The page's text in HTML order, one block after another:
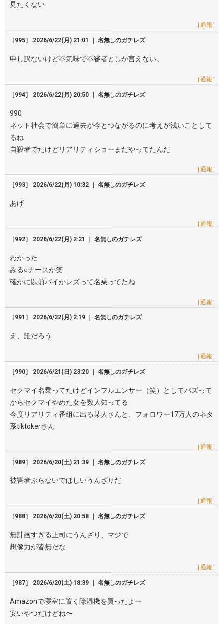
見たくない
［通報］
［995］ 2026/6/22(月) 21:01 ｜ 名無しのガチレズ
申し訳ないけど不気味で不審者としか言えない。
［通報］
［994］ 2026/6/22(月) 20:50 ｜ 名無しのガチレズ
990
ネット社会で簡単に過去が今とつながるのに考えが浅いことして
るね
自殺者でたけどリアリティショーまだやってたんだ
［通報］
［993］ 2026/6/22(月) 10:32 ｜ 名無しのガチレズ
あげ
［通報］
［992］ 2026/6/22(月) 2:21 ｜ 名無しのガチレズ
わかった
みる○ナースか笑
確かに以前バイかレズって名乗ってたね
［通報］
［991］ 2026/6/22(月) 2:19 ｜ 名無しのガチレズ
え、誰だろう
［通報］
［990］ 2026/6/21(日) 23:20 ｜ 名無しのガチレズ
セクマイ名乗ってたけどインフルエンサー（笑）としてバズって
からセクマイやめた女を数人知ってる
今度リアリティ番組に出る某人さんと、フォロワー17万人のネタ
系tiktokerさん
［通報］
［989］ 2026/6/20(土) 21:39 ｜ 名無しのガチレズ
被害者ぶらないでほしいうんざりだ
［通報］
［988］ 2026/6/20(土) 20:58 ｜ 名無しのガチレズ
無計画すぎる上司にうんざり、マジで
想像力が皆無だな
［通報］
［987］ 2026/6/20(土) 18:39 ｜ 名無しのガチレズ
Amazonで寝室に置く除湿機を買ったよー
安いやつだけどね〜